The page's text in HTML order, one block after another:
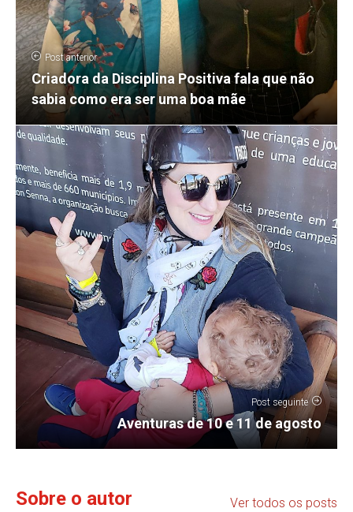
Post anterior
Criadora da Disciplina Positiva fala que não
sabia como era ser uma boa mãe
Post seguinte
Aventuras de 10 e 11 de agosto
Sobre o autor Ver todos os posts